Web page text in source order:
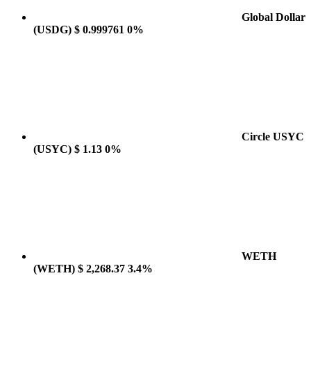
Global Dollar
(USDG) $ 0.999761 0%
Circle USYC
(USYC) $ 1.13 0%
WETH
(WETH) $ 2,268.37 3.4%